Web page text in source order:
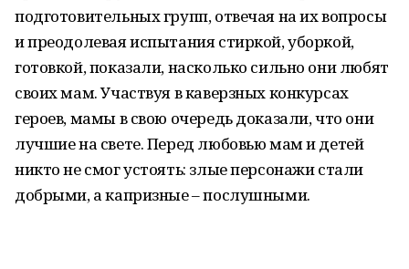
подготовительных групп, отвечая на их вопросы
и преодолевая испытания стиркой, уборкой,
готовкой, показали, насколько сильно они любят
своих мам. Участвуя в каверзных конкурсах
героев, мамы в свою очередь доказали, что они
лучшие на свете. Перед любовью мам и детей
никто не смог устоять: злые персонажи стали
добрыми, а капризные – послушными.